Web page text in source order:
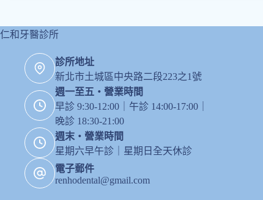
仁和牙醫診所
診所地址
新北市土城區中央路二段223之1號
週一至五・營業時間
早診 9:30-12:00｜午診 14:00-17:00｜
晚診 18:30-21:00
週末・營業時間
星期六早午診｜星期日全天休診
電子郵件
renhodental@gmail.com